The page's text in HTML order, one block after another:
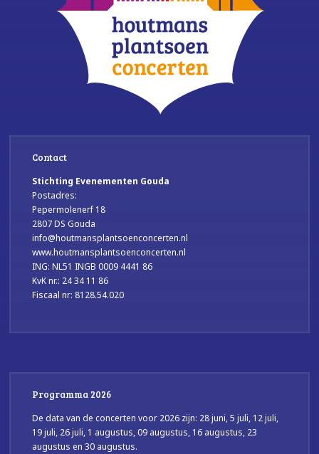
Contact
Stichting Evenementen Gouda
Postadres:
Pepermolenerf 18
2807 DS Gouda
info@houtmansplantsoenconcerten.nl
www.houtmansplantsoenconcerten.nl
ING: NL51 INGB 0009 4441 86
KvK nr.: 24 34 11 86
Fiscaal nr: 8128.54.020
Programma 2026
De data van de concerten voor 2026 zijn: 28 juni, 5 juli, 12 juli,
19 juli, 26 juli, 1 augustus, 09 augustus, 16 augustus, 23
augustus en 30 augustus.